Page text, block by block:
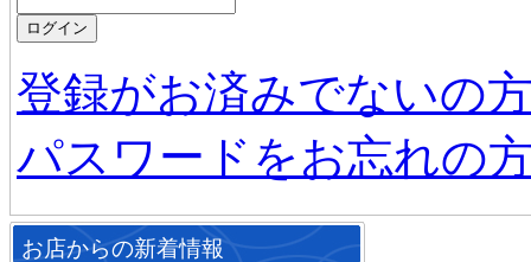
登録がお済みでないの
パスワードをお忘れの
お店からの新着情報